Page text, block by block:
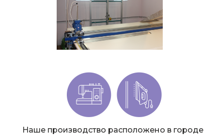
Наше производство расположено в городе